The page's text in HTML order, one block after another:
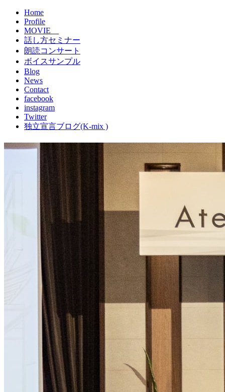
Home
Profile
MOVIE
話し方セミナー
朗読コンサート
ボイスサンプル
Blog
News
Contact
facebook
instagram
Twitter
独立宣言ブログ(K-mix )